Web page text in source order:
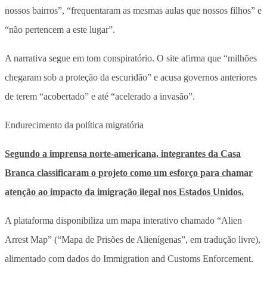
nossos bairros”, “frequentaram as mesmas aulas que nossos filhos” e
“não pertencem a este lugar”.
A narrativa segue em tom conspiratório. O site afirma que “milhões
chegaram sob a proteção da escuridão” e acusa governos anteriores
de terem “acobertado” e até “acelerado a invasão”.
Endurecimento da política migratória
Segundo a imprensa norte-americana, integrantes da Casa
Branca classificaram o projeto como um esforço para chamar
atenção ao impacto da imigração ilegal nos Estados Unidos.
A plataforma disponibiliza um mapa interativo chamado “Alien
Arrest Map” (“Mapa de Prisões de Alienígenas”, em tradução livre),
alimentado com dados do Immigration and Customs Enforcement.